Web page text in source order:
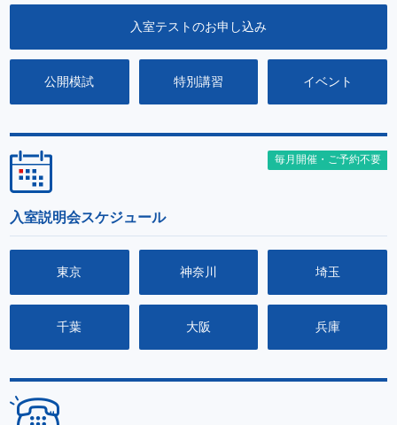
入室テストのお申し込み
公開模試 特別講習 イベント
入室説明会スケジュール
毎月開催・ご予約不要
東京 神奈川 埼玉
千葉 大阪 兵庫